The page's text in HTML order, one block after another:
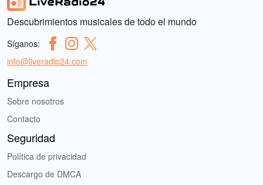
Descubrimientos musicales de todo el mundo
Síganos:
info@liveradio24.com
Empresa
Sobre nosotros
Contacto
Seguridad
Política de privacidad
Descargo de DMCA